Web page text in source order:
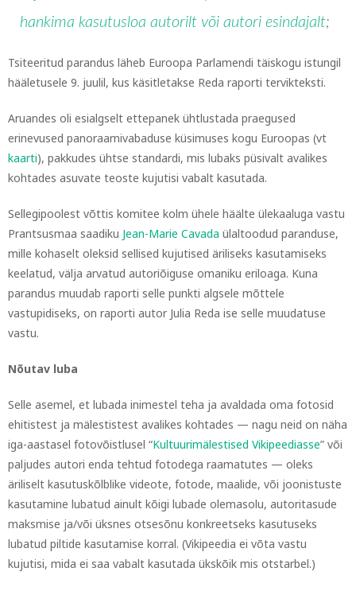
hankima kasutusloa autorilt või autori esindajalt;
Tsiteeritud parandus läheb Euroopa Parlamendi täiskogu istungil
hääletusele 9. juulil, kus käsitletakse Reda raporti tervikteksti.
Aruandes oli esialgselt ettepanek ühtlustada praegused
erinevused panoraamivabaduse küsimuses kogu Euroopas (vt
kaarti), pakkudes ühtse standardi, mis lubaks püsivalt avalikes
kohtades asuvate teoste kujutisi vabalt kasutada.
Sellegipoolest võttis komitee kolm ühele häälte ülekaaluga vastu
Prantsusmaa saadiku Jean-Marie Cavada ülaltoodud paranduse,
mille kohaselt oleksid sellised kujutised äriliseks kasutamiseks
keelatud, välja arvatud autoriõiguse omaniku eriloaga. Kuna
parandus muudab raporti selle punkti algsele mõttele
vastupidiseks, on raporti autor Julia Reda ise selle muudatuse
vastu.
Nõutav luba
Selle asemel, et lubada inimestel teha ja avaldada oma fotosid
ehitistest ja mälestistest avalikes kohtades — nagu neid on näha
iga-aastasel fotovõistlusel “Kultuurimälestised Vikipeediasse” või
paljudes autori enda tehtud fotodega raamatutes — oleks
äriliselt kasutuskõlblike videote, fotode, maalide, või joonistuste
kasutamine lubatud ainult kõigi lubade olemasolu, autoritasude
maksmise ja/või üksnes otsesõnu konkreetseks kasutuseks
lubatud piltide kasutamise korral. (Vikipeedia ei võta vastu
kujutisi, mida ei saa vabalt kasutada ükskõik mis otstarbel.)